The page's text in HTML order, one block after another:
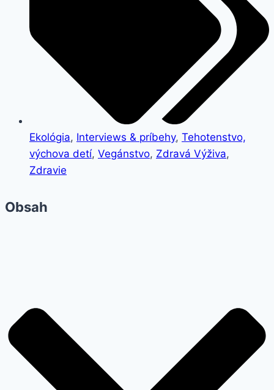
Ekológia, Interviews & príbehy, Tehotenstvo,
výchova detí, Vegánstvo, Zdravá Výživa,
Zdravie
Obsah